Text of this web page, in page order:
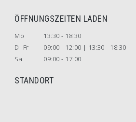
ÖFFNUNGSZEITEN LADEN
Mo
13:30 - 18:30
Di-Fr
09:00 - 12:00 | 13:30 - 18:30
Sa
09:00 - 17:00
STANDORT